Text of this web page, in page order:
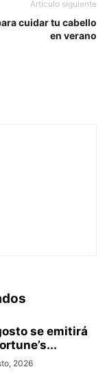
Artículo siguiente
cuidar tu cabello
en verano
se emitirá
2026